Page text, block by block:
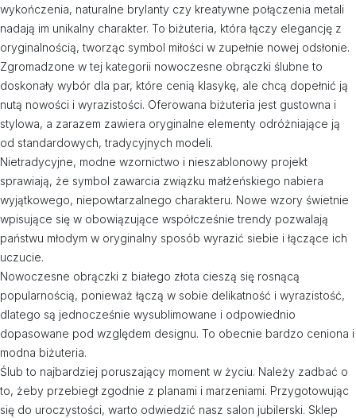
wykończenia, naturalne brylanty czy kreatywne połączenia metali
nadają im unikalny charakter. To biżuteria, która łączy elegancję z
oryginalnością, tworząc symbol miłości w zupełnie nowej odsłonie.
Zgromadzone w tej kategorii nowoczesne obrączki ślubne to
doskonały wybór dla par, które cenią klasykę, ale chcą dopełnić ją
nutą nowości i wyrazistości. Oferowana biżuteria jest gustowna i
stylowa, a zarazem zawiera oryginalne elementy odróżniające ją
od standardowych, tradycyjnych modeli.
Nietradycyjne, modne wzornictwo i nieszablonowy projekt
sprawiają, że symbol zawarcia związku małżeńskiego nabiera
wyjątkowego, niepowtarzalnego charakteru. Nowe wzory świetnie
wpisujące się w obowiązujące współcześnie trendy pozwalają
państwu młodym w oryginalny sposób wyrazić siebie i łączące ich
uczucie.
Nowoczesne obrączki z białego złota cieszą się rosnącą
popularnością, ponieważ łączą w sobie delikatność i wyrazistość,
dlatego są jednocześnie wysublimowane i odpowiednio
dopasowane pod względem designu. To obecnie bardzo ceniona i
modna biżuteria.
Ślub to najbardziej poruszający moment w życiu. Należy zadbać o
to, żeby przebiegł zgodnie z planami i marzeniami. Przygotowując
się do uroczystości, warto odwiedzić nasz salon jubilerski. Sklep